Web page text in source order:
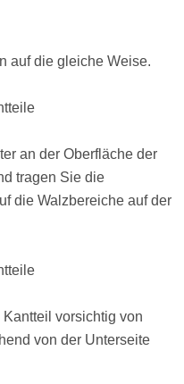
auf die gleiche Weise.
an der Oberfläche der
tragen Sie die
die Walzbereiche auf der
vorsichtig von
von der Unterseite